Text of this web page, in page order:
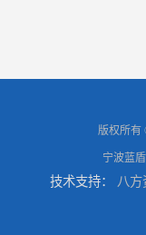
版权所有
宁波蓝
技术支持： 八方